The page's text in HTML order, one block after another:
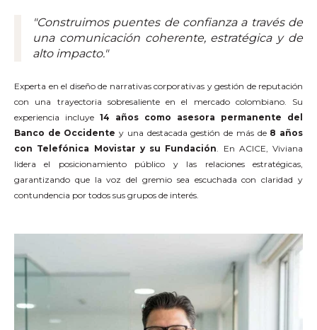
"Construimos puentes de confianza a través de
una comunicación coherente, estratégica y de
alto impacto."
Experta en el diseño de narrativas corporativas y gestión de reputación
con una trayectoria sobresaliente en el mercado colombiano. Su
experiencia incluye 14 años como asesora permanente del
Banco de Occidente y una destacada gestión de más de 8 años
con Telefónica Movistar y su Fundación . En ACICE, Viviana
lidera el posicionamiento público y las relaciones estratégicas,
garantizando que la voz del gremio sea escuchada con claridad y
contundencia por todos sus grupos de interés.